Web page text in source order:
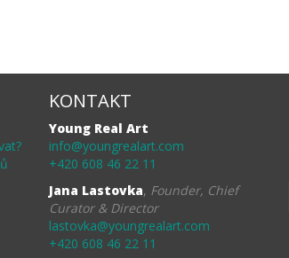
KONTAKT
Young Real Art
info@youngrealart.com
+420 608 46 22 11
Jana Lastovka, Founder, Chief
Curator & Director
lastovka@youngrealart.com
+420 608 46 22 11